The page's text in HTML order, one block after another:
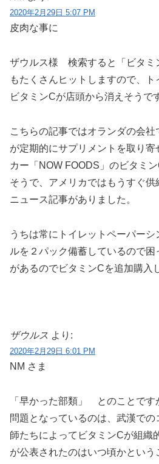
2020年2月29日 5:07 PM
皮肉な事に
ザウルス様 検索すると「ビタミ
もたくさんヒットしますので、
ビタミンCが店頭から消えそうで
こちらの記事ではオランダの会
が定期的にサプリメントを取り
カー「NOW FOODS」のビタミ
そうで、アメリカではもうすぐ供
ニュース記事がありました。
うちは常にトイレットペーパー
ルを２パック備蓄しているので
があるのでビタミンCを追加購入
ザウルス より:
2020年2月29日 6:01 PM
NM さま
「早かった部類」 とのことです
問題となっているのは、武漢で
師たちによってビタミンCが組織
が公表されたのはいつ頃かという